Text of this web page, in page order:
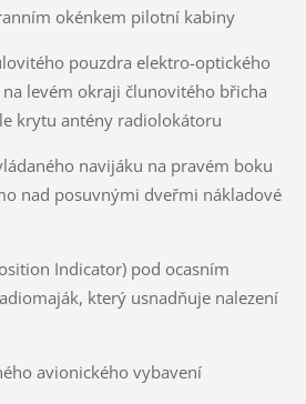
okénkem pilotní kabiny
pouzdra elektro-optického
levém okraji člunovitého břicha
krytu antény radiolokátoru
navijáku na pravém boku
nad posuvnými dveřmi nákladové
Indicator) pod ocasním
který usnadňuje nalezení
avionického vybavení